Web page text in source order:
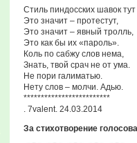
Стиль пиндосских шавок
Это значит – протестут,
Это значит – явный тролль,
Это как бы их «пароль».
Коль по сабжу слов нема,
Знать, твой срач не от ума.
Не пори галиматью.
Нету слов – молчи. Адью.
*************************
. 7valent. 24.03.2014
За стихотворение